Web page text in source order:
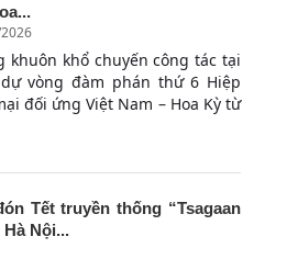
khuôn khổ chuyến công tác tại
vòng đàm phán thứ 6 Hiệp
đối ứng Việt Nam – Hoa Kỳ từ
Tết truyền thống “Tsagaan
Nội...